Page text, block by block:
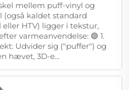
mellem puff-vinyl og
(også kaldet standard
HTV) ligger i tekstur,
varmeanvendelse: 🟣 1.
Udvider sig ("puffer") og
hævet, 3D-e...